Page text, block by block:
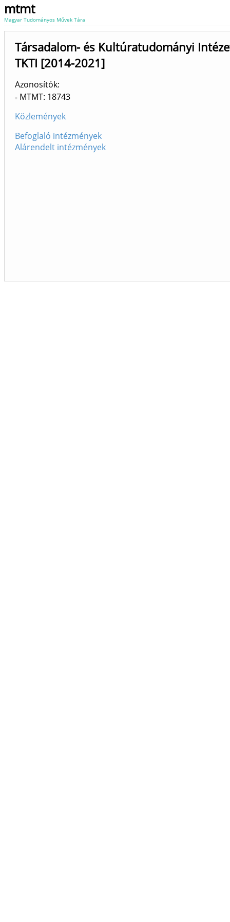
mtmt
Magyar Tudományos Művek Tára
Társadalom- és Kultúratudományi
TKTI [2014-2021]
Azonosítók
MTMT: 18743
Közlemények
Befoglaló intézmények
Alárendelt intézmények